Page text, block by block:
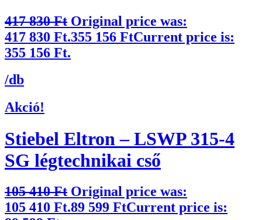
417 830Ft Original price was:
417 830 Ft.355 156 FtCurrent price is:
355 156 Ft.
/db
Akció!
Stiebel Eltron – LSWP 315-4
SG légtechnikai cső
105 410Ft Original price was:
105 410 Ft.89 599 FtCurrent price is: